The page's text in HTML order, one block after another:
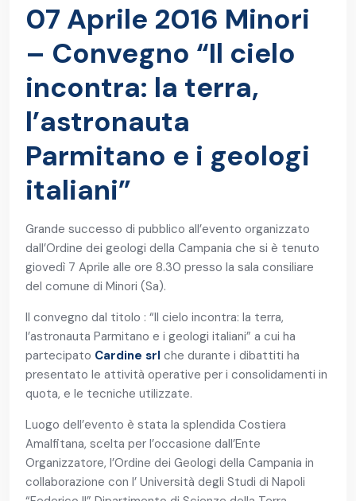
07 Aprile 2016 Minori
– Convegno “Il cielo
incontra: la terra,
l’astronauta
Parmitano e i geologi
italiani”
Grande successo di pubblico all’evento organizzato
dall’Ordine dei geologi della Campania che si è tenuto
giovedì 7 Aprile alle ore 8.30 presso la sala consiliare
del comune di Minori (Sa).
Il convegno dal titolo : “Il cielo incontra: la terra,
l’astronauta Parmitano e i geologi italiani” a cui ha
partecipato Cardine srl che durante i dibattiti ha
presentato le attività operative per i consolidamenti in
quota, e le tecniche utilizzate.
Luogo dell’evento è stata la splendida Costiera
Amalfitana, scelta per l’occasione dall’Ente
Organizzatore, l’Ordine dei Geologi della Campania in
collaborazione con l’ Università degli Studi di Napoli